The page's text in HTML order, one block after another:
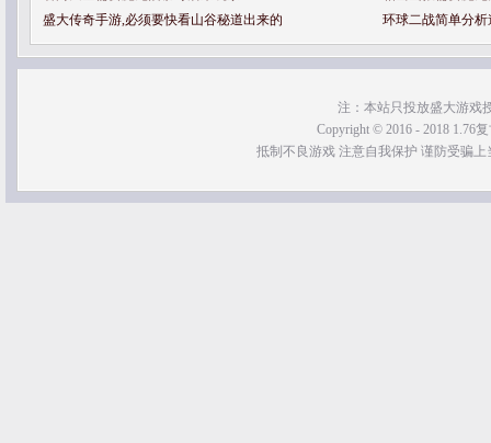
盛大传奇手游,必须要快看山谷秘道出来的
环球二战简单分
注：本站只投放盛大游戏
Copyright © 2016 - 2018 1.76
抵制不良游戏 注意自我保护 谨防受骗